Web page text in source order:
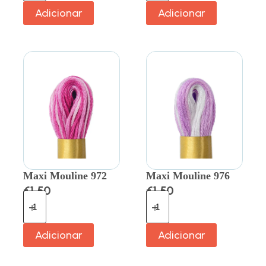
Adicionar Adicionar
Maxi Mouline 972
€1.50
Adicionar
Maxi Mouline 976
€1.50
Adicionar